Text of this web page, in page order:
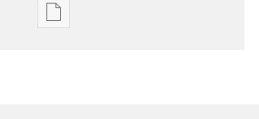
Indstillinger